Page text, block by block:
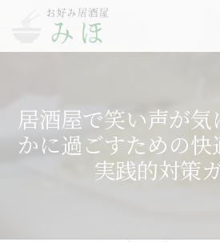
居酒屋で笑い声が
かに過ごすための快
実践的対策